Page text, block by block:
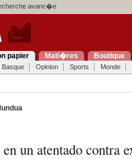
avanc�e
papier Mati�res Boutique
Basque Opinion Sports Monde
un atentado contra